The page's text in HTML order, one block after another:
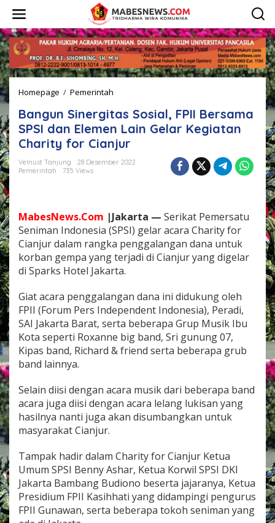
w
a
t
i
k
e
k
o
n
t
e
n
Homepage / Pemerintah
n
g
u
n
S
g
i
t
a
s
S
i
a
l
,
F
P
B
e
r
s
a
S
P
S
d
Bangun Sinergitas Sosial, FPII Bersama
SPSI dan Elemen Lain Gelar Kegiatan
Charity for Cianjur
Velnust Tanjung
28 Desember 2022
Pemerintah
735 Views
MabesNews.Com |Jakarta — Serikat Pemersatu
Seniman Indonesia (SPSI) gelar acara Charity for
Cianjur dalam rangka penggalangan dana untuk
korban gempa yang terjadi di Cianjur yang digelar
di Sparks Hotel Jakarta.
Giat acara penggalangan dana ini didukung oleh
FPII (Forum Pers Independent Indonesia), Peradi,
SAI Jakarta Barat, serta beberapa Grup Musik Ibu
Kota seperti Roxanne big band, Sri gunung 07,
Kipas band, Richard & friend serta beberapa grub
band lainnya.
Selain diisi dengan acara musik dari beberapa band
acara juga diisi dengan acara lelang lukisan yang
hasilnya nanti juga akan disumbangkan untuk
masyarakat Cianjur.
Tampak hadir dalam Charity for Cianjur Ketua
Umum SPSI Benny Ashar, Ketua Korwil SPSI DKI
Jakarta Bambang Budiono beserta jajaranya, Ketua
Presidium FPII Kasihhati yang didampingi pengurus
FPII Gunawan, serta beberapa tokoh seniman yang